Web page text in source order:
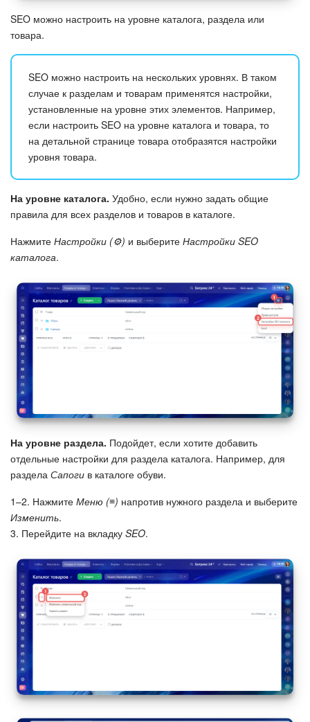
Интеграция 1С и Битрикс24
Сотрудники
Бизнес-процессы
Маркетплейс
Контакт-центр
Настройки
Телефония
Филиальная сеть
Приложение Битрикс24
SEO можно настроить на уровне каталога, раздела или
товара.
SEO можно настроить на нескольких уровнях. В таком
случае к разделам и товарам применятся настройки,
установленные на уровне этих элементов. Например,
если настроить SEO на уровне каталога и товара, то
на детальной странице товара отобразятся настройки
уровня товара.
На уровне каталога. Удобно, если нужно задать общие
правила для всех разделов и товаров в каталоге.
Нажмите Настройки (⚙️) и выберите Настройки SEO
каталога.
На уровне раздела. Подойдет, если хотите добавить
отдельные настройки для раздела каталога. Например, для
раздела Сапоги в каталоге обуви.
1–2. Нажмите Меню (≡) напротив нужного раздела и выберите
Изменить.
3. Перейдите на вкладку SEO.